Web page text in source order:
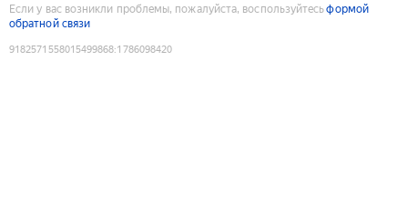
Если у вас возникли проблемы, пожалуйста, воспользуйтесьформой
обратной связи
9182571558015499868:1786098420